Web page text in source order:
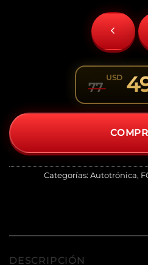
77
USD
price
was:
77
price
is:
49
Categorías: Autotrónica,
DESCRIPCIÓN